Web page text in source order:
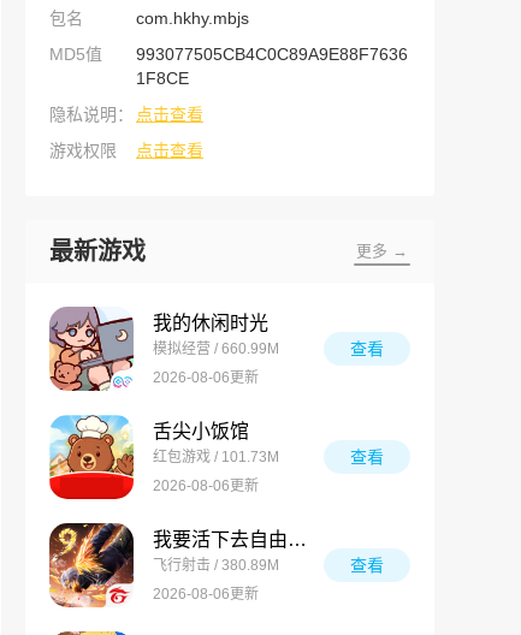
包名
com.hkhy.mbjs
MD5值
993077505CB4C0C89A9E88F7636
1F8CE
隐私说明：
点击查看
游戏权限
点击查看
最新游戏 更多 →
我的休闲时光
模拟经营 / 660.99M
2026-08-06更新
查看
舌尖小饭馆
红包游戏 / 101.73M
2026-08-06更新
查看
我要活下去自由之火
飞行射击 / 380.89M
2026-08-06更新
查看